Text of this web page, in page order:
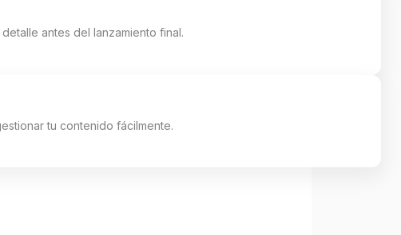
antes del lanzamiento final.
tu contenido fácilmente.